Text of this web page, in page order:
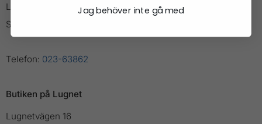
Lör: 10:00 - 15:00
Söndag: Stängt
Telefon: 023-63862
Butiken på Lugnet
Lugnetvägen 16
Jag behöver inte gå med